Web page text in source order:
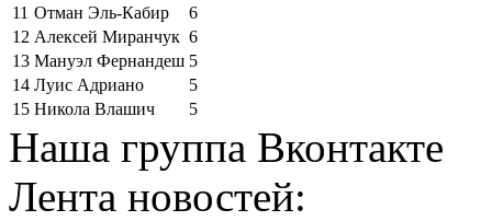
11 Отман Эль-Кабир
6
12 Алексей Миранчук 6
13 Мануэл Фернандеш 5
14 Луис Адриано
5
15 Никола Влашич 5
Наша группа Вконтакте
Лента новостей: